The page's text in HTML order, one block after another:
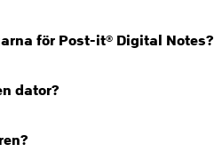
för Post-it® Digital Notes?
dator?